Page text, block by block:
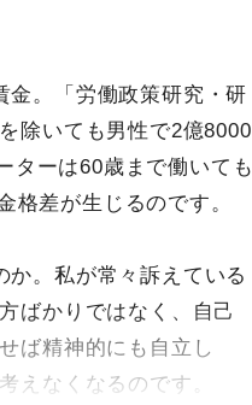
金。「労働政策研究・研
除いても男性で2億8000
ターは60歳まで働いても
格差が生じるのです。
。私が常々訴えている
ばかりではなく、自己
ば精神的にも自立し
えなくなるのです。